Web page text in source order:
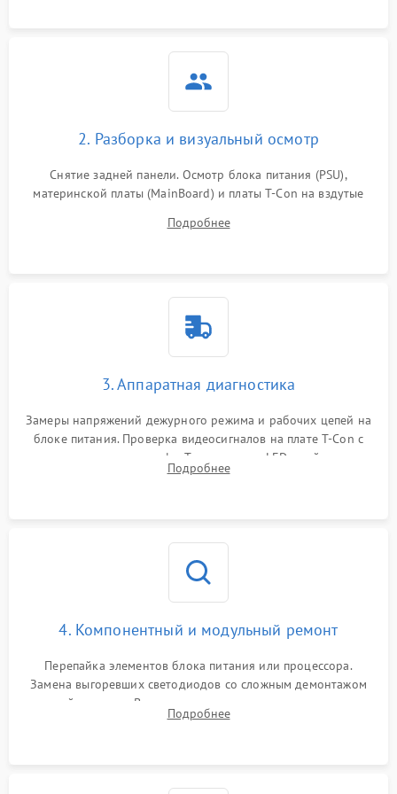
2. Разборка и визуальный осмотр
Снятие задней панели. Осмотр блока питания (PSU),
материнской платы (MainBoard) и платы T-Con на вздутые
Проверка надежности фиксации и целостности шлейфов.
Подробнее
3. Аппаратная диагностика
Замеры напряжений дежурного режима и рабочих цепей на
блоке питания. Проверка видеосигналов на плате T-Con с
помощью осциллографа. Тестирование LED-драйвера и
светодиодных планок подсветки мультиметром.
Подробнее
4. Компонентный и модульный ремонт
Перепайка элементов блока питания или процессора.
Замена выгоревших светодиодов со сложным демонтажом
хрупкой матрицы. Восстановление поврежденных дорожек,
прошивка микросхем памяти EEPROM
Подробнее